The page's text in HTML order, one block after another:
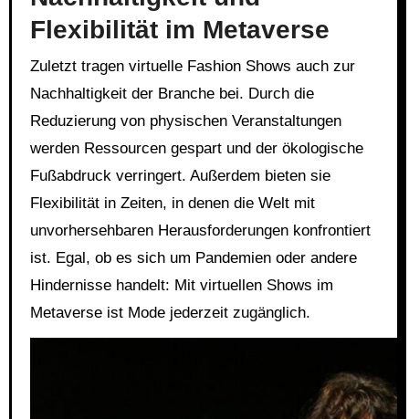
Flexibilität im Metaverse
Zuletzt tragen virtuelle Fashion Shows auch zur
Nachhaltigkeit der Branche bei. Durch die
Reduzierung von physischen Veranstaltungen
werden Ressourcen gespart und der ökologische
Fußabdruck verringert. Außerdem bieten sie
Flexibilität in Zeiten, in denen die Welt mit
unvorhersehbaren Herausforderungen konfrontiert
ist. Egal, ob es sich um Pandemien oder andere
Hindernisse handelt: Mit virtuellen Shows im
Metaverse ist Mode jederzeit zugänglich.